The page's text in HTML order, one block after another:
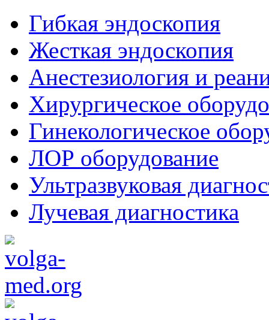
Гибкая эндоскопия
Жесткая эндоскопия
Анестезиология и
Хирургическое
Гинекологическое
ЛОР оборудование
Ультразвуковая
Лучевая диагностика